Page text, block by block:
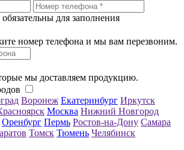
обязательны для заполнения
номер телефона и мы вам перезвоним.
мы доставляем продукцию.
Воронеж Екатеринбург Иркутск
Москва Нижний Новгород
Оренбург Пермь Ростов-на-Дону Самара
Томск Тюмень Челябинск